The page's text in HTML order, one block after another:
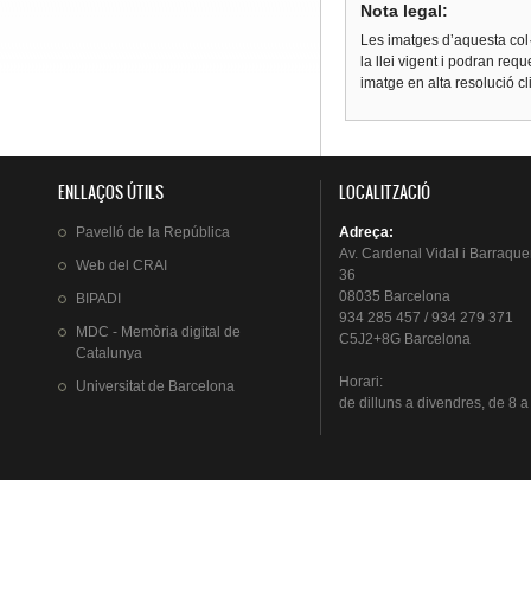
Nota legal:
Les imatges d’aquesta
la llei vigent i podran
imatge en alta resolució
ENLLAÇOS ÚTILS
Pavelló de la República
Web del CRAI
BIPADI
MDC - Memòria digital de
Catalunya
Universitat de Barcelona
LOCALITZACIÓ
Adreça:
Av. Cardenal Vidal i
36
08035 Barcelona
934 285 457 / 934 279 371
C5J2+8G Barcelona
Horari:
de dillunsa divendres, de 8